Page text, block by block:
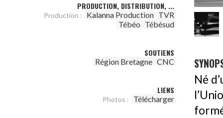
PRODUCTION, DISTRIBUTION, ...
Production : Kalanna Production TVR
Tébéo Tébésud
SOUTIENS
Région Bretagne CNC
LIENS
Photos : Télécharger
Né